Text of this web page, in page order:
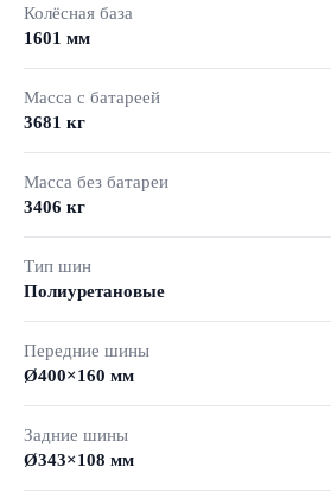
Колёсная база
1601 мм
Масса с батареей
3681 кг
Масса без батареи
3406 кг
Тип шин
Полиуретановые
Передние шины
Ø400×160 мм
Задние шины
Ø343×108 мм